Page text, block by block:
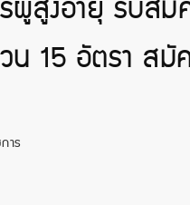
สูงอายุ รับสมั
น 15 อัตรา ส
าร